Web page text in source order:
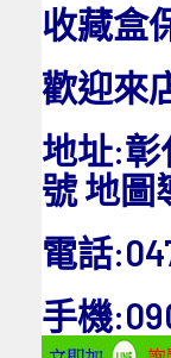
收藏盒
歡迎來
地址:彰
號地圖
電話
手機